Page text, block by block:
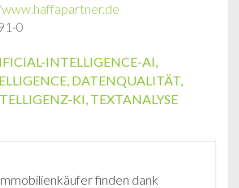
0
INTELLIGENCE-AI,
, DATENQUALITÄT,
KI, TEXTANALYSE
finden dank